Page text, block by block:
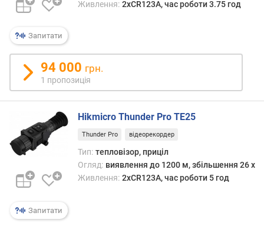
ь
и
я
л
(
м
о
т
и
Запитати
Живлення: 2xCR123A, час роботи 3.75 год
94 000 грн.
1 пропозиція
Запитати
Hikmicro Thunder Pro TE25
Thunder Pro відеорекордер
Тип: тепловізор, приціл
Огляд: виявлення до 1200 м, збільшення 26 x
Живлення: 2xCR123A, час роботи 5 год